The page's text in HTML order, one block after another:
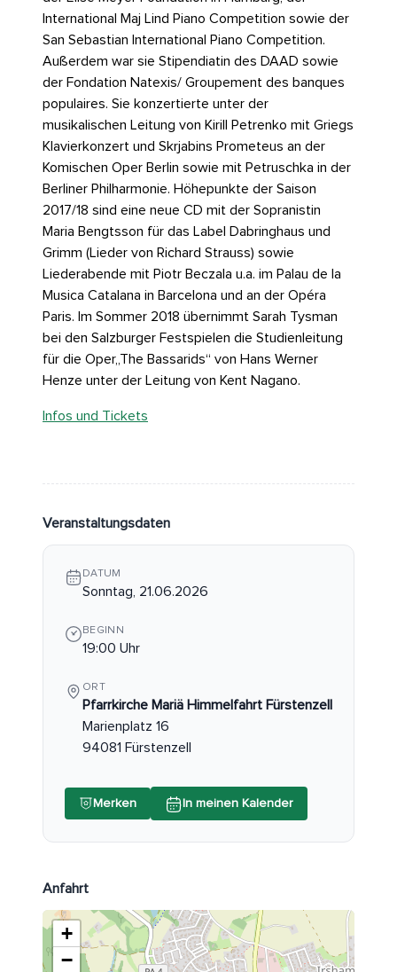
International Maj Lind Piano Competition sowie der
San Sebastian International Piano Competition.
Außerdem war sie Stipendiatin des DAAD sowie
der Fondation Natexis/ Groupement des banques
populaires. Sie konzertierte unter der
musikalischen Leitung von Kirill Petrenko mit Griegs
Klavierkonzert und Skrjabins Prometeus an der
Komischen Oper Berlin sowie mit Petruschka in der
Berliner Philharmonie. Höhepunkte der Saison
2017/18 sind eine neue CD mit der Sopranistin
Maria Bengtsson für das Label Dabringhaus und
Grimm (Lieder von Richard Strauss) sowie
Liederabende mit Piotr Beczala u.a. im Palau de la
Musica Catalana in Barcelona und an der Opéra
Paris. Im Sommer 2018 übernimmt Sarah Tysman
bei den Salzburger Festspielen die Studienleitung
für die Oper„The Bassarids“ von Hans Werner
Henze unter der Leitung von Kent Nagano.
Infos und Tickets
Veranstaltungsdaten
DATUM
Sonntag, 21.06.2026
BEGINN
19:00 Uhr
ORT
Pfarrkirche Mariä Himmelfahrt Fürstenzell
Marienplatz 16
94081 Fürstenzell
Merken In meinen Kalender
Anfahrt
+
−